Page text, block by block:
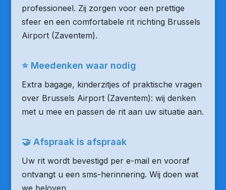
professioneel. Zij zorgen voor een prettige
sfeer en een comfortabele rit richting Brussels
Airport (Zaventem).
⭐ Meedenken waar nodig
Extra bagage, kinderzitjes of praktische vragen
over Brussels Airport (Zaventem): wij denken
met u mee en passen de rit aan uw situatie aan.
🤝 Afspraak is afspraak
Uw rit wordt bevestigd per e-mail en vooraf
ontvangt u een sms-herinnering. Wij doen wat
we beloven.